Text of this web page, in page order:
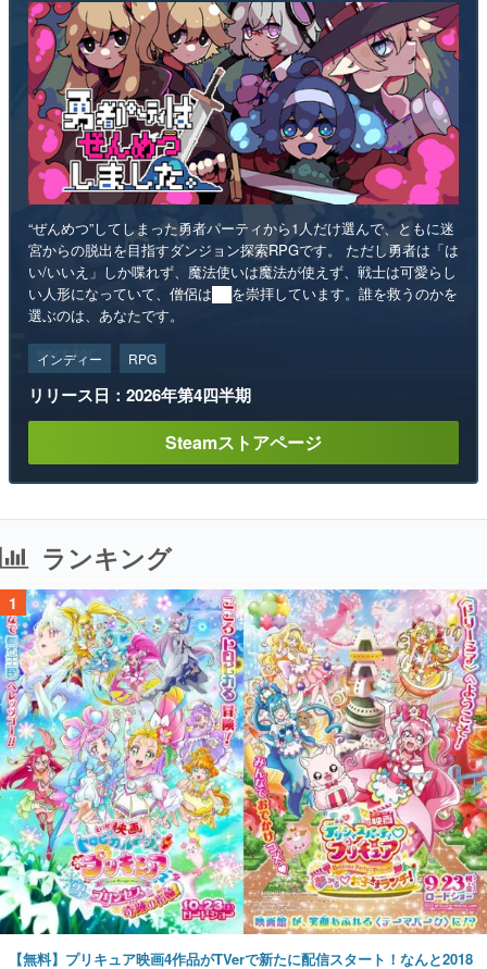
“ぜんめつ”してしまった勇者パーティから1人だけ選んで、ともに迷
宮からの脱出を目指すダンジョン探索RPGです。 ただし勇者は「は
い/いいえ」しか喋れず、魔法使いは魔法が使えず、戦士は可愛らし
い人形になっていて、僧侶は██を崇拝しています。誰を救うのかを
選ぶのは、あなたです。
インディー RPG
リリース日：2026年第4四半期
Steamストアページ
ランキング
1
【無料】プリキュア映画4作品がTVerで新たに配信スタート！なんと2018